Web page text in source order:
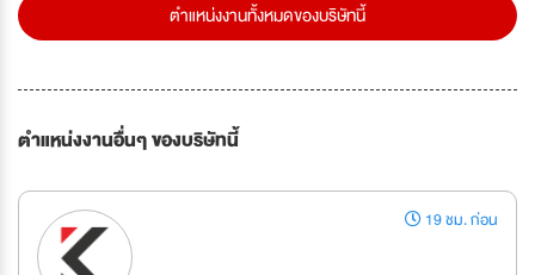
ตำแหน่งงานทั้งหมดของบริษัทนี้
ตำแหน่งงานอื่นๆ ของบริษัทนี้
19 ชม. ก่อน